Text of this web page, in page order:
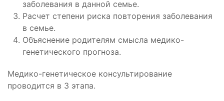
заболевания в данной семье.
Расчет степени риска повторения заболевания
в семье.
Объяснение родителям смысла медико-
генетического прогноза.
Медико-генетическое консультирование
проводится в 3 этапа.